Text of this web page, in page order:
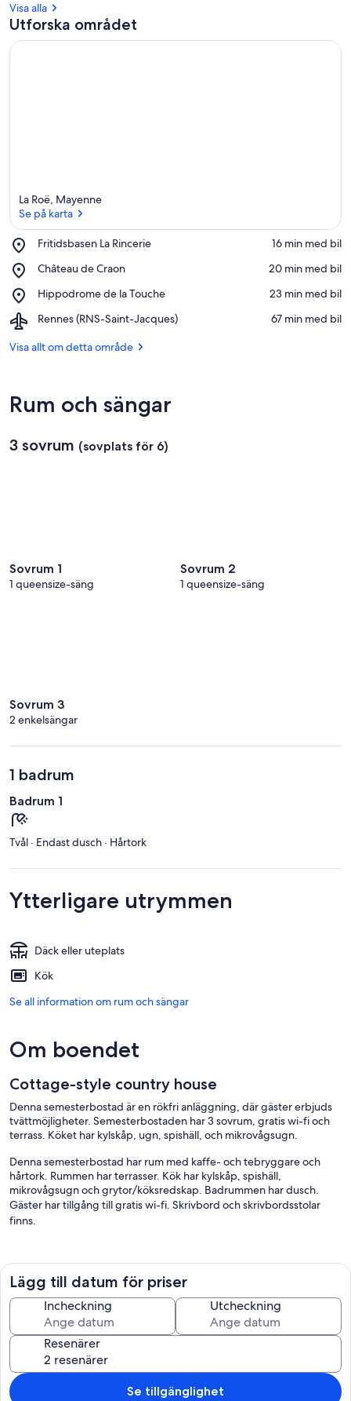
Visa alla
Utforska området
La Roë, Mayenne
Se på karta
Fritidsbasen La Rincerie
Place,
La
‪16 min med bil‬
Château de Craon
Place,
de
‪20 min med bil‬
Hippodrome de la Touche
Place,
de
Touche
‪23 min med bil‬
Rennes (RNS-Saint-Jacques)
Airport,
(RNS-
‪67 min med bil‬
Visa allt om detta område
Rum och sängar
3 sovrum (sovplats för 6)
Sovrum 1
1 queensize-säng
Sovrum 2
1 queensize-säng
Sovrum 3
2 enkelsängar
1 badrum
Badrum 1
Tvål · Endast dusch · Hårtork
Ytterligare utrymmen
Däck eller uteplats
Kök
Se all information om rum och sängar
Om boendet
Cottage-style country house
Denna semesterbostad är en rökfri anläggning, där gäster erbjuds
tvättmöjligheter. Semesterbostaden har 3 sovrum, gratis wi-fi och
terrass. Köket har kylskåp, ugn, spishäll, och mikrovågsugn.
Denna semesterbostad har rum med kaffe- och tebryggare och
hårtork. Rummen har terrasser. Kök har kylskåp, spishäll,
mikrovågsugn och grytor/köksredskap. Badrummen har dusch.
Gäster har tillgång till gratis wi-fi. Skrivbord och skrivbordsstolar
finns.
närheten. Avgifter kan tillkomma.
Lägg till datum för priser
Incheckning Utcheckning
Resenärer
Se tillgänglighet